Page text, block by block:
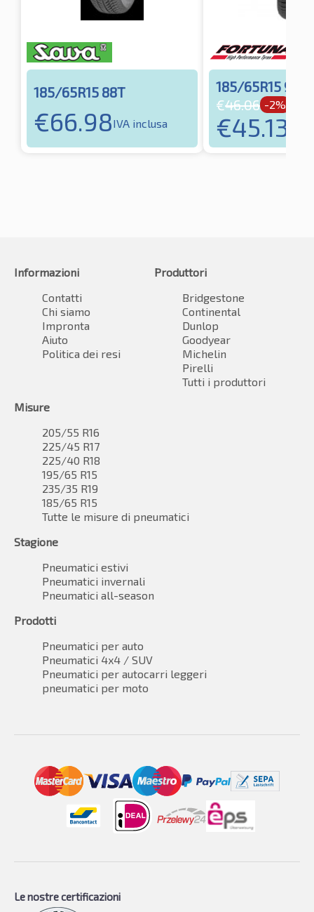
185/65R15 88T
€66.98IVA inclusa
185/65R15 92T
€46.06 -2%
€45.13
Informazioni
Contatti
Chi siamo
Impronta
Aiuto
Politica dei resi
Produttori
Bridgestone
Continental
Dunlop
Goodyear
Michelin
Pirelli
Tutti i produttori
Misure
205/55 R16
225/45 R17
225/40 R18
195/65 R15
235/35 R19
185/65 R15
Tutte le misure di pneumatici
Stagione
Pneumatici estivi
Pneumatici invernali
Pneumatici all-season
Prodotti
Pneumatici per auto
Pneumatici 4x4 / SUV
Pneumatici per autocarri leggeri
pneumatici per moto
Le nostre certificazioni